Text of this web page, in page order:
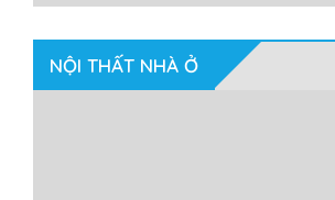
NỘI THẤT NHÀ Ở